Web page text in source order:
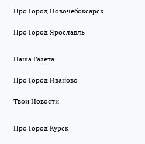
Про Город Новочебоксарск
Про Город Ярославль
Наша Газета
Про Город Иваново
Твои Новости
Про Город Курск